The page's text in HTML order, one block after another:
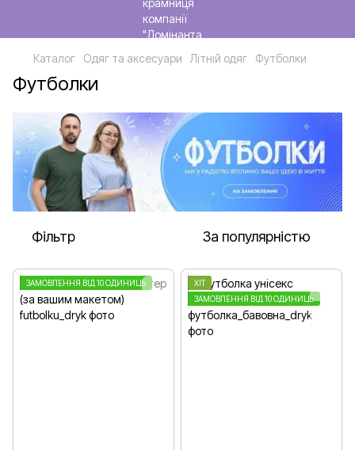
Каталог Одяг та аксесуари Літній одяг Футболки
Футболки
Фільтр За популярністю
ЗАМОВЛЕННЯ ВІД 10 ОДИНИЦЬ
ХІТ
ЗАМОВЛЕННЯ ВІД 10 ОДИНИЦЬ